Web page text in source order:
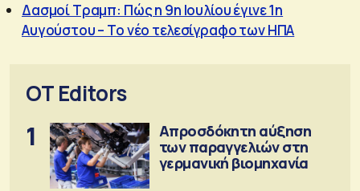
Δασμοί Τραμπ: Πώς η 9η Ιουλίου έγινε 1η
Αυγούστου – Το νέο τελεσίγραφο των ΗΠΑ
OT Editors
1
Απροσδόκητη αύξηση
των παραγγελιών στη
γερμανική βιομηχανία